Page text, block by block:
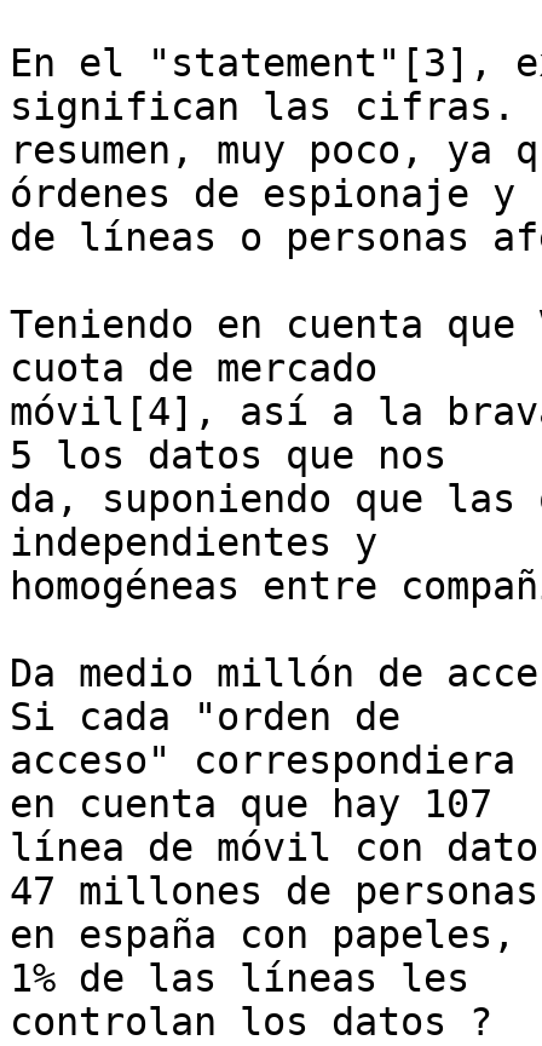
En el "statement"[3],
significan las cifras.
resumen, muy poco, ya
órdenes de espionaje
de líneas o personas
Teniendo en cuenta que
cuota de mercado
móvil[4], así a la
5 los datos que nos
da, suponiendo que las
independientes y
homogéneas entre
Da medio millón de
Si cada "orden de
acceso"
en cuenta que hay 107
línea de móvil con
47 millones de
en españa con
1% de las líneas les
controlan los datos ?